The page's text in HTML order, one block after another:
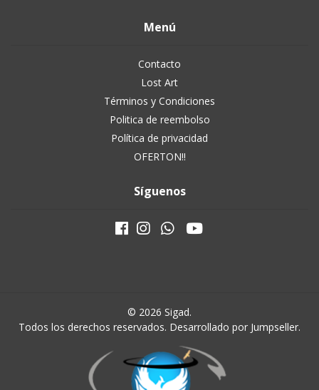
Menú
Contacto
Lost Art
Términos y Condiciones
Politica de reembolso
Política de privacidad
OFERTON!!
Síguenos
© 2026 Sigad.
Todos los derechos reservados. Desarrollado por Jumpseller.